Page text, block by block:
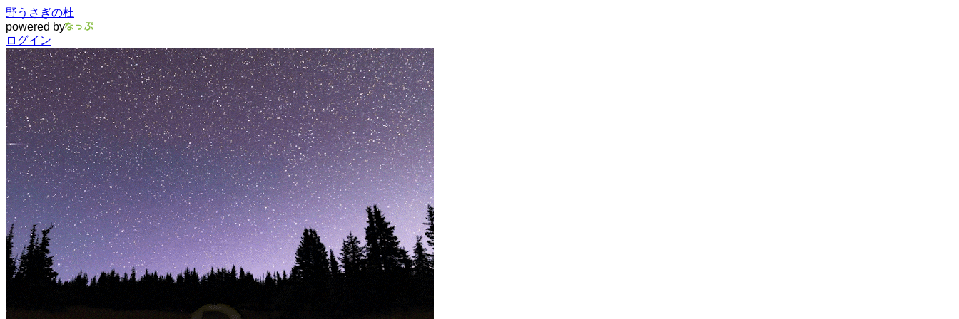
野うさぎの杜
powered by
ログイン